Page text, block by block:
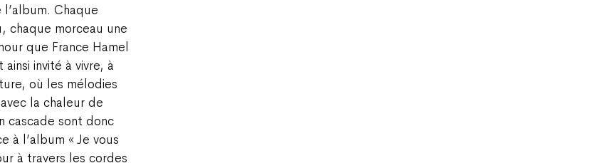
l’album. Chaque
chaque morceau une
que France Hamel
invité à vivre, à
où les mélodies
la chaleur de
cascade sont donc
à l’album «Je vous
à travers les cordes